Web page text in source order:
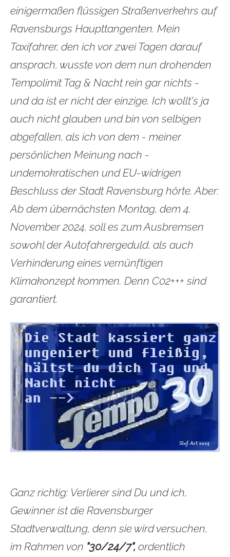
einigermaßen flüssigen Straßenverkehrs auf
Ravensburgs Haupttangenten. Mein
Taxifahrer, den ich vor zwei Tagen darauf
ansprach, wusste von dem nun drohenden
Tempolimit Tag & Nacht rein gar nichts -
und da ist er nicht der einzige. Ich wollt's ja
auch nicht glauben und bin von selbigen
abgefallen, als ich von dem - meiner
persönlichen Meinung nach -
undemokratischen und EU-widrigen
Beschluss der Stadt Ravensburg hörte. Aber:
Ab dem übernächsten Montag, dem 4.
November 2024, soll es zum Ausbremsen
sowohl der Autofahrergeduld, als auch
Verhinderung eines vernünftigen
Klimakonzept kommen. Denn C02+++ sind
garantiert.
Ganz richtig: Verlierer sind Du und ich,
Gewinner ist die Ravensburger
Stadtverwaltung, denn sie wird versuchen,
im Rahmen von "30/24/7", ordentlich